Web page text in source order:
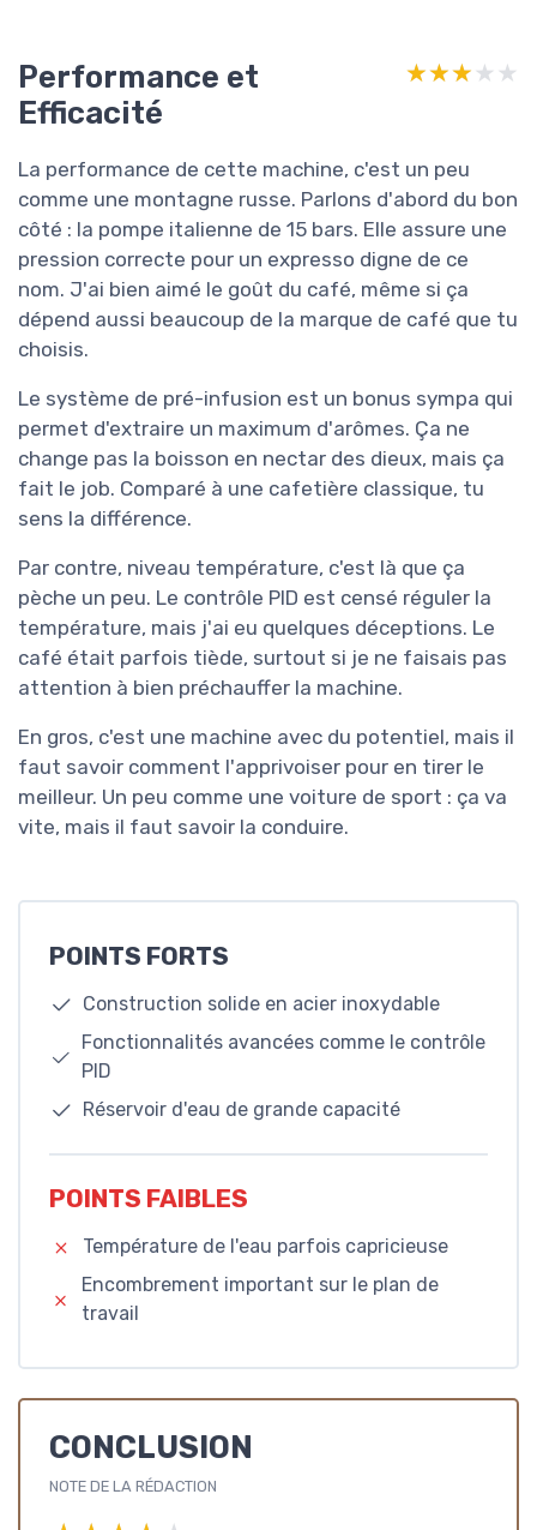
Performance et
Efficacité
★★★★★
★★★★★
La performance de cette machine, c'est un peu
comme une montagne russe. Parlons d'abord du bon
côté : la pompe italienne de 15 bars. Elle assure une
pression correcte pour un expresso digne de ce
nom. J'ai bien aimé le goût du café, même si ça
dépend aussi beaucoup de la marque de café que tu
choisis.
Le système de pré-infusion est un bonus sympa qui
permet d'extraire un maximum d'arômes. Ça ne
change pas la boisson en nectar des dieux, mais ça
fait le job. Comparé à une cafetière classique, tu
sens la différence.
Par contre, niveau température, c'est là que ça
pèche un peu. Le contrôle PID est censé réguler la
température, mais j'ai eu quelques déceptions. Le
café était parfois tiède, surtout si je ne faisais pas
attention à bien préchauffer la machine.
En gros, c'est une machine avec du potentiel, mais il
faut savoir comment l'apprivoiser pour en tirer le
meilleur. Un peu comme une voiture de sport : ça va
vite, mais il faut savoir la conduire.
POINTS FORTS
Construction solide en acier inoxydable
Fonctionnalités avancées comme le contrôle
PID
Réservoir d'eau de grande capacité
POINTS FAIBLES
Température de l'eau parfois capricieuse
Encombrement important sur le plan de
travail
CONCLUSION
NOTE DE LA RÉDACTION